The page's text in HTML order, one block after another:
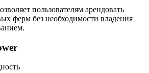
пользователям арендовать
ферм без необходимости владения